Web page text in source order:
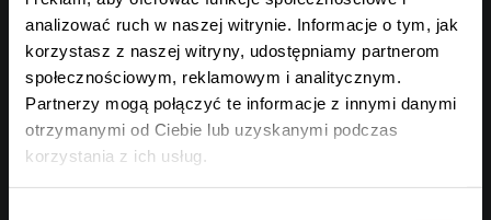
analizować ruch w naszej witrynie. Informacje o tym, jak
korzystasz z naszej witryny, udostępniamy partnerom
społecznościowym, reklamowym i analitycznym.
Partnerzy mogą połączyć te informacje z innymi danymi
otrzymanymi od Ciebie lub uzyskanymi podczas
korzystania z ich usług.